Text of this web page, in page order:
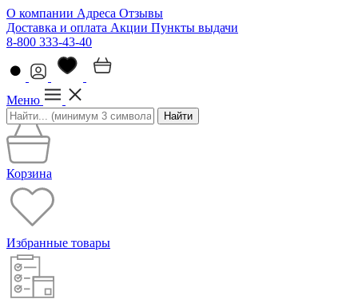
О компании Адреса Отзывы
Доставка и оплата Акции Пункты выдачи
8-800 333-43-40
Меню
Найти
Корзина
Избранные товары